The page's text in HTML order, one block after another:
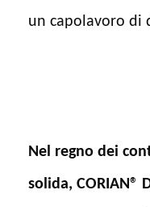
un capolavoro di
Nel regno dei
solida, CORIAN®